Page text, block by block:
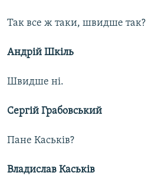
Так все ж таки, швидше так?
Андрій Шкіль
Швидше ні.
Сергій Грабовський
Пане Каськів?
Владислав Каськів